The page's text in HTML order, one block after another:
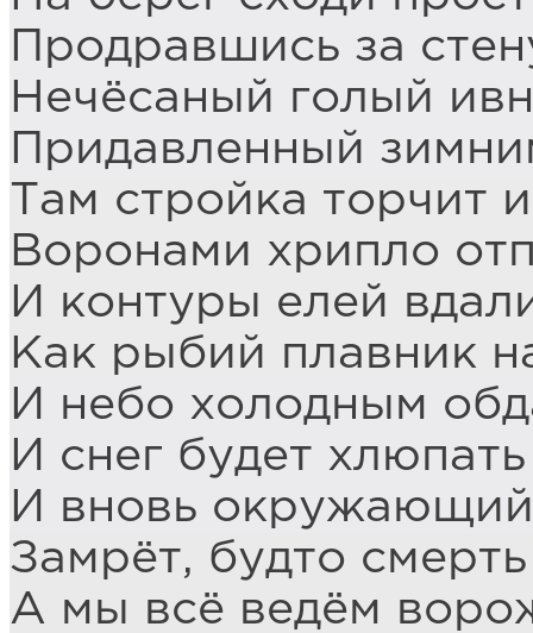
Продравшись за
Нечёсаный голый
Придавленный
Там стройка торчит
Воронами хрипло
И контуры елей
Как рыбий плавник
И небо холодным
И снег будет
И вновь
Замрёт, будто
А мы всё ведём